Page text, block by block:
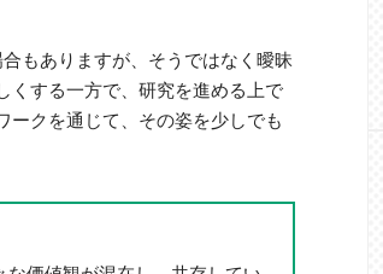
もありますが、そうではなく曖昧
くする一方で、研究を進める上で
ークを通じて、その姿を少しでも